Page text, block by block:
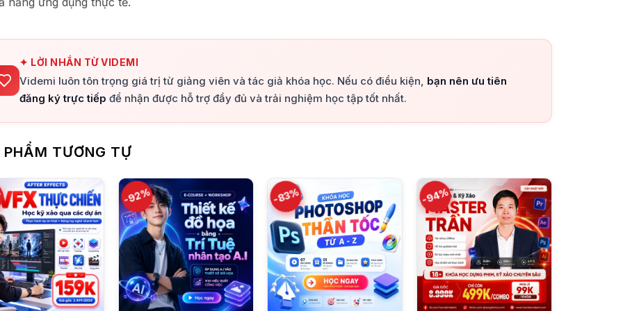
✦ LỜI NHẮN TỪ VIDEMI
Videmi luôn tôn trọng giá trị từ giảng viên và tác giả khóa học. Nếu có điều kiện, bạn nên ưu tiên
đăng ký trực tiếp để nhận được hỗ trợ đầy đủ và trải nghiệm học tập tốt nhất.
PHẨM TƯƠNG TỰ
+
-92%
+
-83%
+
-94%
+